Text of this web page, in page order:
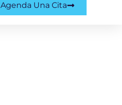
Agenda Una Cita